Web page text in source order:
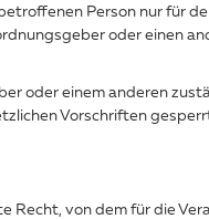
Person nur für
oder einen
oder einem anderen
Vorschriften
Recht, von dem für die